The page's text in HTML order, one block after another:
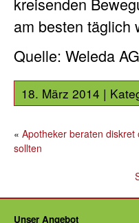
am besten täglich
Quelle: Weleda
18. März 2014 |
« Apotheker beraten
sollten
Unser Angebot